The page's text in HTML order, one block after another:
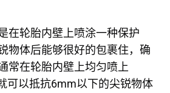
在轮胎内壁上喷涂一种保护
物体后能够很好的包裹住，确
常在轮胎内壁上均匀喷上
可以抵抗6mm以下的尖锐物体